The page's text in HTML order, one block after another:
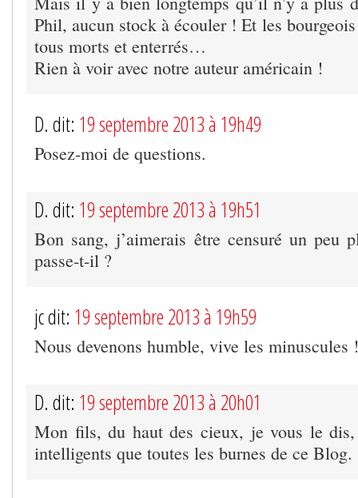
Phil, aucun stock à écouler ! Et les
tous morts et enterrés…
Rien à voir avec notre auteur américain !
D. dit: 19 septembre 2013 à 19h49
Posez-moi de questions.
D. dit: 19 septembre 2013 à 19h51
Bon sang, j’aimerais être censuré un peu
passe-t-il ?
jc dit: 19 septembre 2013 à 19h59
Nous devenons humble, vive les minuscules !
D. dit: 19 septembre 2013 à 20h01
Mon fils, du haut des cieux, je vous le dis,
intelligents que toutes les burnes de ce Blog.